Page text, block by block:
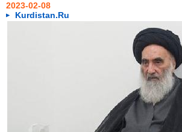
2023-02-08
Kurdistan.Ru